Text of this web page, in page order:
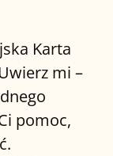
Karta
mi –
pomoc,